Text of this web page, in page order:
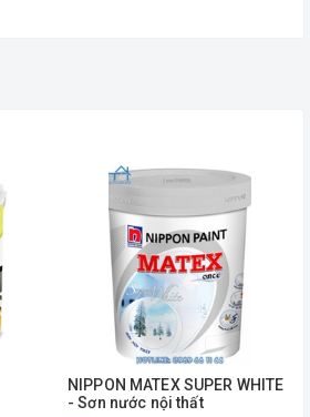
NIPPON MATEX SUPER WHITE
- Sơn nước nội thất